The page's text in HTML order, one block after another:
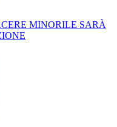
MINORILE SARÀ